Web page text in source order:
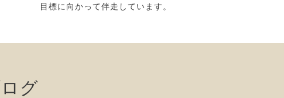
目標に向かって伴走しています。
グ